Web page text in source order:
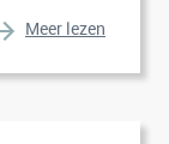
Meer lezen